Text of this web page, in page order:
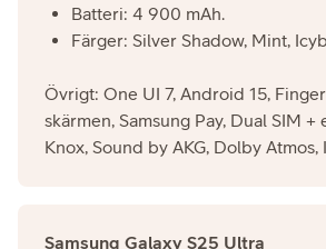
Batteri: 4 900 mAh.
Färger: Silver Shadow, Mint,
Övrigt: One UI 7, Android 15,
skärmen, Samsung Pay, Dual SIM +
Knox, Sound by AKG, Dolby Atmos,
Samsung Galaxy S25 Ultra